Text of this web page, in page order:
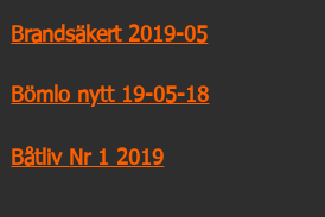
Brandsäkert 2019-05
Bömlo nytt 19-05-18
Båtliv Nr 1 2019